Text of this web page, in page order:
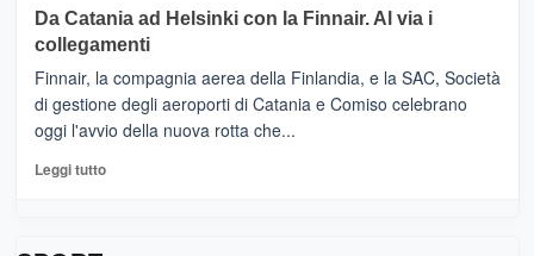
tappe
dell’enoturismo
RANDAZZO
–
Ci
siamo
quasi….
pronti
per
Da Catania ad Helsinki con la Finnair. Al via i
collegamenti
Finnair, la compagnia aerea della Finlandia, e la SAC, Società
di gestione degli aeroporti di Catania e Comiso celebrano
oggi l'avvio della nuova rotta che...
Leggi tuttoLeggi